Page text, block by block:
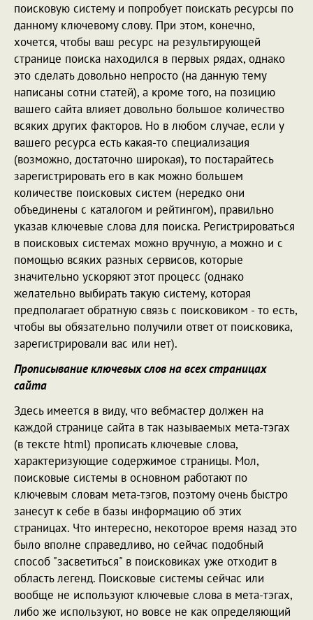
поисковую систему и попробует поискать ресурсы по
данному ключевому слову. При этом, конечно,
хочется, чтобы ваш ресурс на результирующей
странице поиска находился в первых рядах, однако
это сделать довольно непросто (на данную тему
написаны сотни статей), а кроме того, на позицию
вашего сайта влияет довольно большое количество
всяких других факторов. Но в любом случае, если у
вашего ресурса есть какая-то специализация
(возможно, достаточно широкая), то постарайтесь
зарегистрировать его в как можно большем
количестве поисковых систем (нередко они
объединены с каталогом и рейтингом), правильно
указав ключевые слова для поиска. Регистрироваться
в поисковых системах можно вручную, а можно и с
помощью всяких разных сервисов, которые
значительно ускоряют этот процесс (однако
желательно выбирать такую систему, которая
предполагает обратную связь с поисковиком - то есть,
чтобы вы обязательно получили ответ от поисковика,
зарегистрировали вас или нет).
Прописывание ключевых слов на всех страницах
сайта
Здесь имеется в виду, что вебмастер должен на
каждой странице сайта в так называемых мета-тэгах
(в тексте html) прописать ключевые слова,
характеризующие содержимое страницы. Мол,
поисковые системы в основном работают по
ключевым словам мета-тэгов, поэтому очень быстро
занесут к себе в базы информацию об этих
страницах. Что интересно, некоторое время назад это
было вполне справедливо, но сейчас подобный
способ "засветиться" в поисковиках уже отходит в
область легенд. Поисковые системы сейчас или
вообще не используют ключевые слова в мета-тэгах,
либо же используют, но вовсе не как определяющий